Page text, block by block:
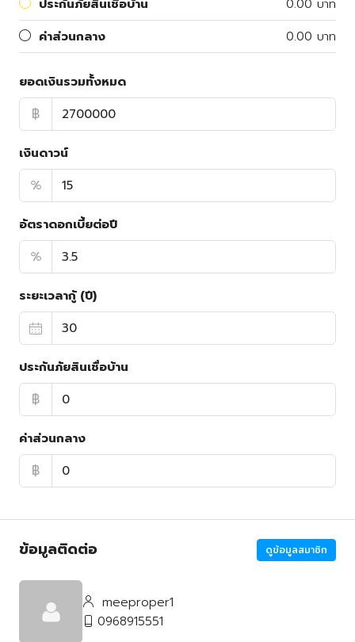
ประกันภัยสินเชื่อบ้าน
0.00 บาท
ค่าส่วนกลาง
0.00 บาท
ยอดเงินรวมทั้งหมด
฿
เงินดาวน์
%
อัตราดอกเบี้ยต่อปี
%
ระยะเวลากู้ (ปี)
ประกันภัยสินเชื่อบ้าน
฿
ค่าส่วนกลาง
฿
ข้อมูลติดต่อ ดูข้อมูลสมาชิก
meeproper1
0968915551